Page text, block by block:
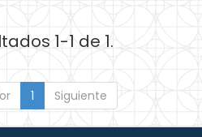
1-1 de 1.
1 Siguiente